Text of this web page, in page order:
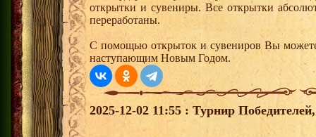
открытки и сувениры. Все открытки
переработаны.
С помощью открыток и сувениров Вы
наступающим Новым Годом.
2025-12-02 11:55 : Турнир